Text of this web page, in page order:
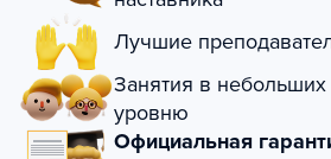
Лучшие
Занятия в небольших
уровню
Официальная